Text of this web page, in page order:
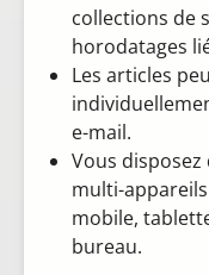
collections de
horodatages
Les articles
e-mail.
Vous
multi-
mobile,
bureau.